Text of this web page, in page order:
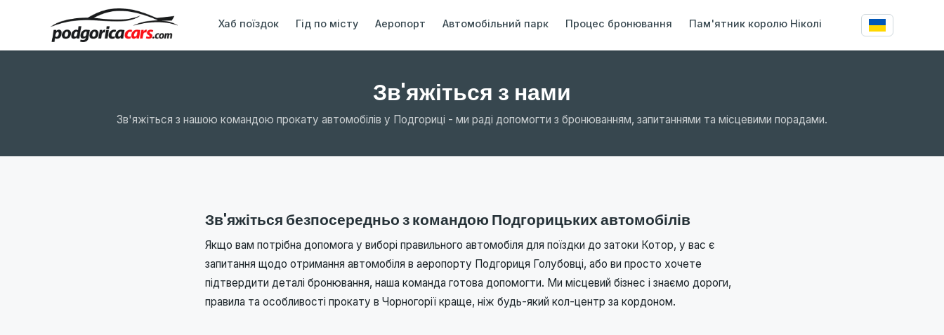
Хаб поїздок Гід по місту Аеропорт Автомобільний парк Процес бронювання Пам'ятник королю Ніколі
Зв'яжіться з нами
Зв'яжіться з нашою командою прокату автомобілів у Подгориці - ми раді допомогти з бронюванням, запитаннями та місцевими порадами.
Зв'яжіться безпосередньо з командою Подгорицьких автомобілів
Якщо вам потрібна допомога у виборі правильного автомобіля для поїздки до затоки Котор, у вас є
запитання щодо отримання автомобіля в аеропорту Подгориця Голубовці, або ви просто хочете
підтвердити деталі бронювання, наша команда готова допомогти. Ми місцевий бізнес і знаємо дороги,
правила та особливості прокату в Чорногорії краще, ніж будь-який кол-центр за кордоном.